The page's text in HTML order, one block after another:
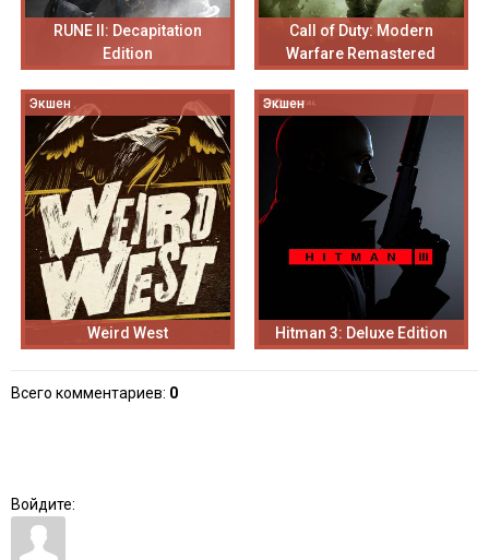
RUNE II: Decapitation
Edition
Call of Duty: Modern
Warfare Remastered
Экшен
Weird West
Экшен
Hitman 3: Deluxe Edition
Всего комментариев: 0
Войдите: